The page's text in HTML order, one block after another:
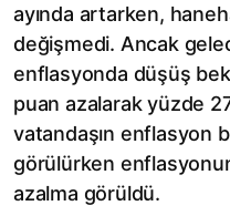
ayında artarken,
değişmedi. Ancak
enflasyonda düşüş
puan azalarak yüzde
vatandaşın enflasyon
görülürken
azalma görüldü.